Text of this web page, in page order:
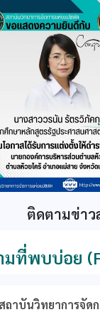
ติดตามข่าว
มที่พบบ่อย
ถาบันวิทยาการจัด